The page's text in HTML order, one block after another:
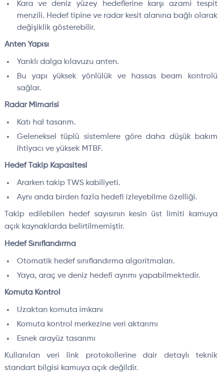
Kara ve deniz yüzey hedeflerine karşı azami tespit
menzili. Hedef tipine ve radar kesit alanına bağlı olarak
değişiklik gösterebilir.
Anten Yapısı
Yarıklı dalga kılavuzu anten.
Bu yapı yüksek yönlülük ve hassas beam kontrolü
sağlar.
Radar Mimarisi
Katı hal tasarım.
Geleneksel tüplü sistemlere göre daha düşük bakım
ihtiyacı ve yüksek MTBF.
Hedef Takip Kapasitesi
Ararken takip TWS kabiliyeti.
Aynı anda birden fazla hedefi izleyebilme özelliği.
Takip edilebilen hedef sayısının kesin üst limiti kamuya
açık kaynaklarda belirtilmemiştir.
Hedef Sınıflandırma
Otomatik hedef sınıflandırma algoritmaları.
Yaya, araç ve deniz hedefi ayrımı yapabilmektedir.
Komuta Kontrol
Uzaktan komuta imkanı
Komuta kontrol merkezine veri aktarımı
Esnek arayüz tasarımı
Kullanılan veri link protokollerine dair detaylı teknik
standart bilgisi kamuya açık değildir.